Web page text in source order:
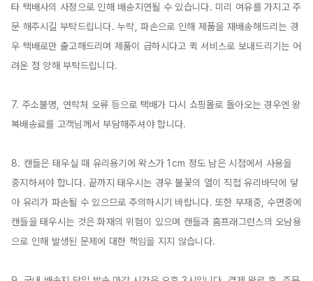
타 택배사의 사정으로 인해 배송지연될 수 있습니다. 미리 여유를 가지고 주
문 해주시길 부탁드립니다. 누락, 파손으로 인해 제품을 재배송해드리는 경
우 택배로만 출고해드리며 제품이 급하시다고 퀵 서비스로 보내드리기는 어
려운 점 양해 부탁드립니다.
7. 주소불명, 연락처 오류 등으로 택배가 다시 쇼핑몰로 돌아오는 경우엔 왕
복배송료를 고객님께서 부담해주셔야 합니다.
8. 캔들은 태우실 때 유리용기에 왁스가 1cm 정도 남은 시점에서 사용을
중지하셔야 합니다. 끝까지 태우시는 경우 불꽃의 열이 직접 유리바닥에 닿
아 유리가 파손될 수 있으므로 주의하시기 바랍니다. 또한 부재중, 수면중에
캔들을 태우시는 것은 화재의 위험이 있으며 캔들과 홈프래그런스의 오남용
으로 인해 발생된 문제에 대한 책임을 지지 않습니다.